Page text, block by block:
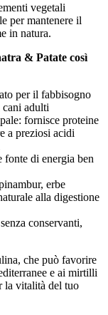
vegetali
per mantenere il
in natura.
& Patate così
per il fabbisogno
adulti
fornisce proteine
a preziosi acidi
di energia ben
erbe
alla digestione
conservanti,
che può favorire
e ai mirtilli
la vitalità del tuo